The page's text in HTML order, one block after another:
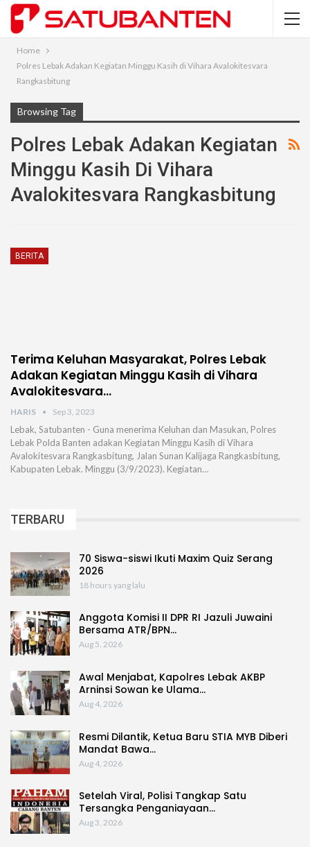
Home
Polres Lebak Adakan Kegiatan Minggu Kasih di Vihara Avalokitesvara
Rangkasbitung
Browsing Tag
Polres Lebak Adakan Kegiatan
Minggu Kasih Di Vihara
Avalokitesvara Rangkasbitung
BERITA
Terima Keluhan Masyarakat, Polres Lebak
Adakan Kegiatan Minggu Kasih di Vihara
Avalokitesvara…
HARIS Sep 3, 2023
Lebak, Satubanten - Guna menerima Keluhan dan Masukan, Polres
Lebak Polda Banten adakan Kegiatan Minggu Kasih di Vihara
Avalokitesvara Rangkasbitung, Jalan Sunan Kalijaga Rangkasbitung,
Kabupaten Lebak. Minggu (3/9/2023). Kegiatan…
TERBARU
70 Siswa-siswi Ikuti Maxim Quiz Serang
2026
18 hours yang lalu
Anggota Komisi II DPR RI Jazuli Juwaini
Bersama ATR/BPN…
Aug 5, 2026
Awal Menjabat, Kapolres Lebak AKBP
Arninsi Sowan ke Ulama…
Aug 4, 2026
Resmi Dilantik, Ketua Baru STIA MYB Diberi
Mandat Bawa…
Aug 4, 2026
Setelah Viral, Polisi Tangkap Satu
Tersangka Penganiayaan…
Aug 3, 2026